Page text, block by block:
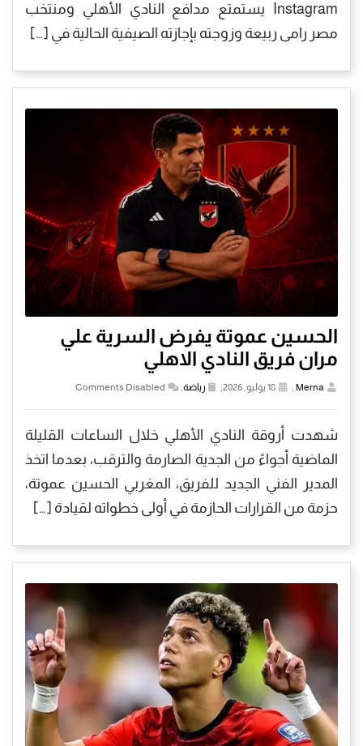
Instagram يستمتع مدافع النادي الأهلي ومنتخب
مصر رامی ربیعة وزوجته بإجازته الصيفية الحالية في […]
الحسين عموتة يفرض السرية علي
مران فريق النادي الاهلي
Merna
, رياضة,
Comments Disabled
شهدت أروقة النادي الأهلي خلال الساعات القليلة
الماضية أجواءً من الجدية الصارمة والترقب، بعدما اتخذ
المدير الفني الجديد للفريق، المغربي الحسين عموتة،
حزمة من القرارات الحازمة في أولى خطواته لقيادة […]